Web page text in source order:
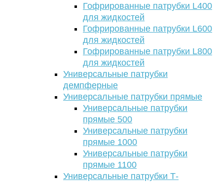
Гофрированные патрубки L400
для жидкостей
Гофрированные патрубки L600
для жидкостей
Гофрированные патрубки L800
для жидкостей
Универсальные патрубки
демпферные
Универсальные патрубки прямые
Универсальные патрубки
прямые 500
Универсальные патрубки
прямые 1000
Универсальные патрубки
прямые 1100
Универсальные патрубки Т-